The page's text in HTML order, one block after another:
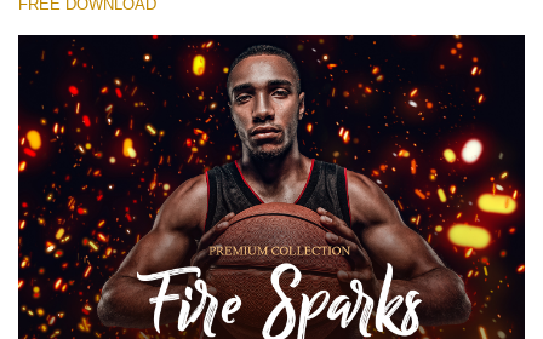
Small 800*533px
Fire Sparks
(30 Overlays)
Large 6000*4000px
Sky Boundless
(347 Overlays)
Large 6000*4000px
FREE DOWNLOAD